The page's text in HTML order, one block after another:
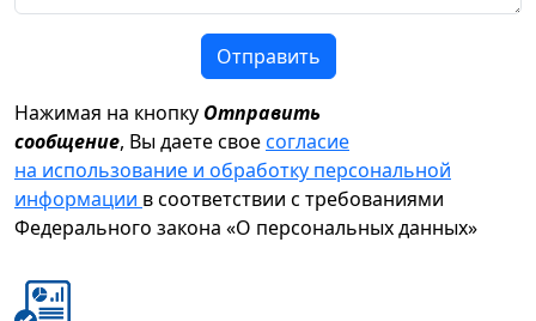
Отправить
Нажимая на кнопку Отправить
сообщение, Вы даете своесогласие
на использование и обработку персональной
информации в соответствии с требованиями
Федерального закона «О персональных данных»